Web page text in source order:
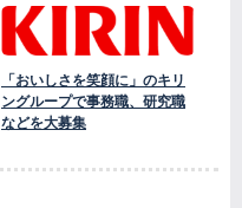
「おいしさを笑顔に」のキリ
ングループで事務職、研究職
などを大募集